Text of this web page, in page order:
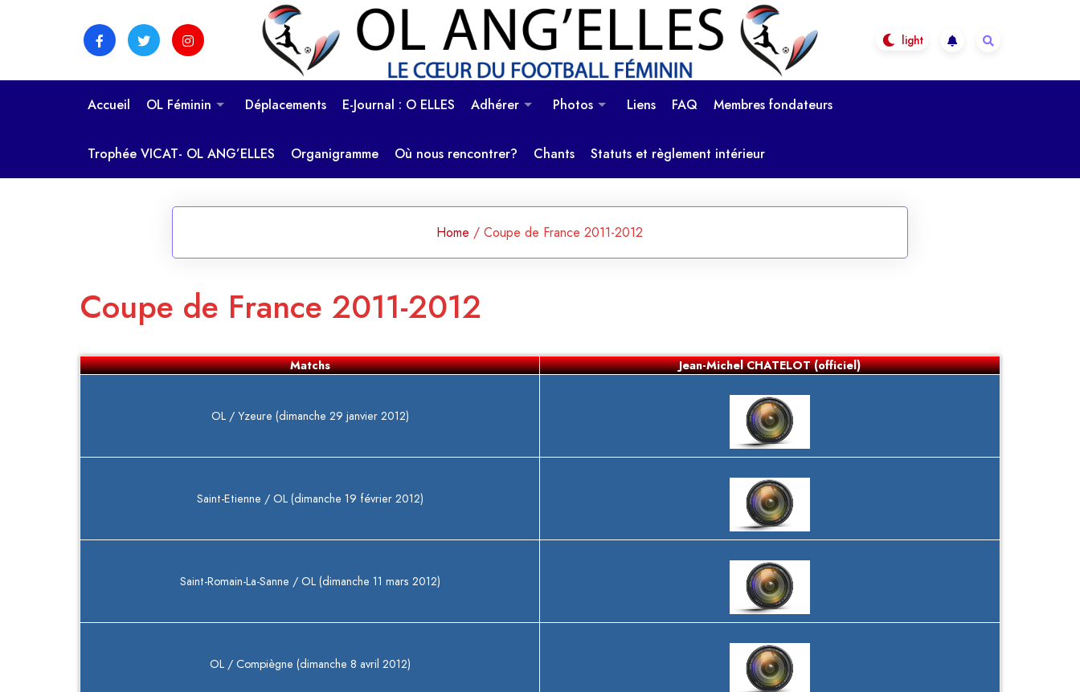
OL Ang'Elles
Le coeur du football féminin
Accueil OL Féminin Déplacements E-Journal : O ELLES Adhérer Photos Liens FAQ Membres fondateurs
Trophée VICAT- OL ANG’ELLES Organigramme Où nous rencontrer? Chants Statuts et règlement intérieur
Home / Coupe de France 2011-2012
Coupe de France 2011-2012
Matchs Jean-Michel CHATELOT (officiel)
OL / Yzeure (dimanche 29 janvier 2012)
Saint-Etienne / OL (dimanche 19 février 2012)
Saint-Romain-La-Sanne / OL (dimanche 11 mars 2012)
OL / Compiègne (dimanche 8 avril 2012)